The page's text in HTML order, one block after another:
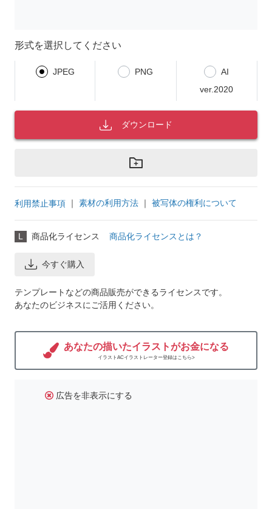
形式を選択してください
JPEG PNG
AI
ver.2020
ダウンロード
利用禁止事項 ｜ 素材の利用方法 ｜ 被写体の権利について
L 商品化ライセンス 商品化ライセンスとは？
今すぐ購入
テンプレートなどの商品販売ができるライセンスです。
あなたのビジネスにご活用ください。
あなたの描いたイラストがお金になる
イラストACイラストレーター登録はこちら>
広告を非表示にする